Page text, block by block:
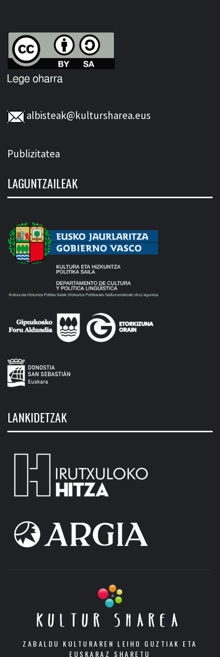
albisteak@kultursharea.eus
Publizitatea
LAGUNTZAILEAK
LANKIDETZAK
KULTUR SHAREA
ZABALDU KULTURAREN LEIHO GUZTIAK ETA
EUSKARAZ SHARETU